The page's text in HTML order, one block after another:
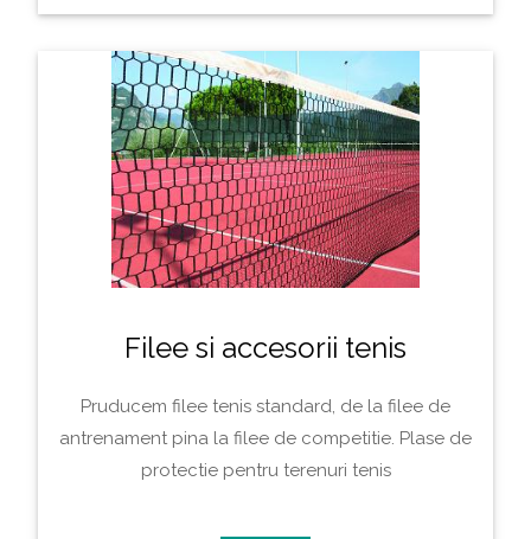
Filee si accesorii tenis
Pruducem filee tenis standard, de la filee de
antrenament pina la filee de competitie. Plase de
protectie pentru terenuri tenis